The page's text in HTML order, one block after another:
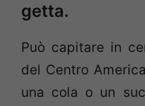
getta.
Può capitare in
del Centro
una cola o un